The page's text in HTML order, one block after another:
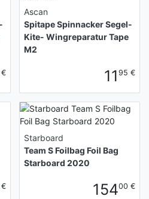
Ascan
Spitape Spinnacker Segel-
Kite- Wingreparatur Tape
M2
11 95 €
Starboard
Team S Foilbag Foil Bag
Starboard 2020
15400 €